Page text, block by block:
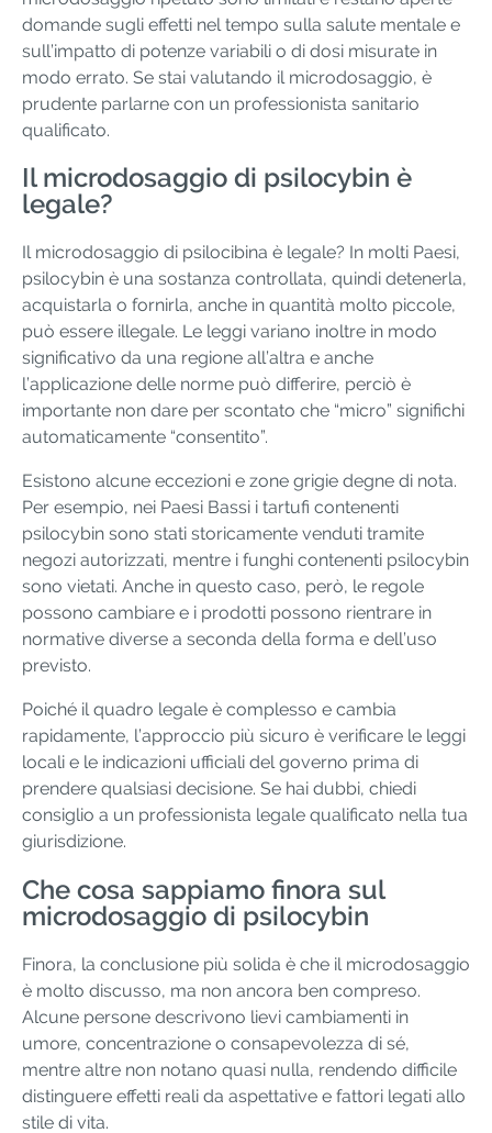
domande sugli effetti nel tempo sulla salute mentale e
sull’impatto di potenze variabili o di dosi misurate in
modo errato. Se stai valutando il microdosaggio, è
prudente parlarne con un professionista sanitario
qualificato.
Il microdosaggio di psilocybin è
legale?
Il microdosaggio di psilocibina è legale? In molti Paesi,
psilocybin è una sostanza controllata, quindi detenerla,
acquistarla o fornirla, anche in quantità molto piccole,
può essere illegale. Le leggi variano inoltre in modo
significativo da una regione all’altra e anche
l’applicazione delle norme può differire, perciò è
importante non dare per scontato che “micro” significhi
automaticamente “consentito”.
Esistono alcune eccezioni e zone grigie degne di nota.
Per esempio, nei Paesi Bassi i tartufi contenenti
psilocybin sono stati storicamente venduti tramite
negozi autorizzati, mentre i funghi contenenti psilocybin
sono vietati. Anche in questo caso, però, le regole
possono cambiare e i prodotti possono rientrare in
normative diverse a seconda della forma e dell’uso
previsto.
Poiché il quadro legale è complesso e cambia
rapidamente, l’approccio più sicuro è verificare le leggi
locali e le indicazioni ufficiali del governo prima di
prendere qualsiasi decisione. Se hai dubbi, chiedi
consiglio a un professionista legale qualificato nella tua
giurisdizione.
Che cosa sappiamo finora sul
microdosaggio di psilocybin
Finora, la conclusione più solida è che il microdosaggio
è molto discusso, ma non ancora ben compreso.
Alcune persone descrivono lievi cambiamenti in
umore, concentrazione o consapevolezza di sé,
mentre altre non notano quasi nulla, rendendo difficile
distinguere effetti reali da aspettative e fattori legati allo
stile di vita.